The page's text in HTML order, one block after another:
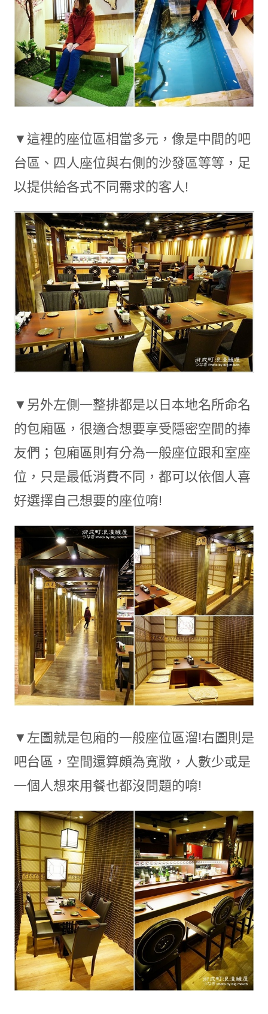
▼這裡的座位區相當多元，像是中間的吧
台區、四人座位與右側的沙發區等等，足
以提供給各式不同需求的客人!
▼另外左側一整排都是以日本地名所命名
的包廂區，很適合想要享受隱密空間的捧
友們；包廂區則有分為一般座位跟和室座
位，只是最低消費不同，都可以依個人喜
好選擇自己想要的座位唷!
▼左圖就是包廂的一般座位區溜!右圖則是
吧台區，空間還算頗為寬敞，人數少或是
一個人想來用餐也都沒問題的唷!